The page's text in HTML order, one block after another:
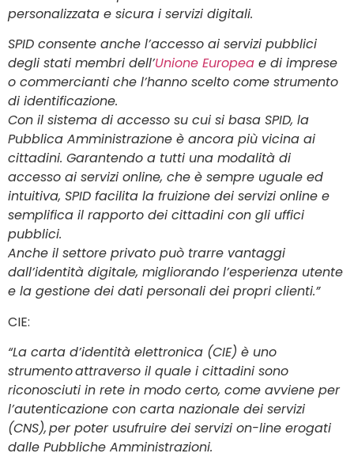
personalizzata e sicura i servizi digitali.
SPID consente anche l’accesso ai servizi pubblici
degli stati membri dell’Unione Europea e di imprese
o commercianti che l’hanno scelto come strumento
di identificazione.
Con il sistema di accesso su cui si basa SPID, la
Pubblica Amministrazione è ancora più vicina ai
cittadini. Garantendo a tutti una modalità di
accesso ai servizi online, che è sempre uguale ed
intuitiva, SPID facilita la fruizione dei servizi online e
semplifica il rapporto dei cittadini con gli uffici
pubblici.
Anche il settore privato può trarre vantaggi
dall’identità digitale, migliorando l’esperienza utente
e la gestione dei dati personali dei propri clienti.”
CIE:
“La carta d’identità elettronica (CIE) è uno
strumento attraverso il quale i cittadini sono
riconosciuti in rete in modo certo, come avviene per
l’autenticazione con carta nazionale dei servizi
(CNS), per poter usufruire dei servizi on-line erogati
dalle Pubbliche Amministrazioni.